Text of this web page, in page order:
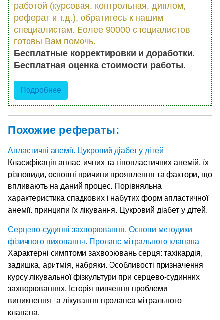
работой (курсовая, контрольная, диплом,
реферат и т.д.), обратитесь к нашим
специалистам. Более 90000 специалистов
готовы Вам помочь.
Бесплатные корректировки и доработки.
Бесплатная оценка стоимости работы.
Подробнее
Похожие рефераты:
Апластичні анемії. Цукровий діабет у дітей
Класифікація апластичних та гіпопластичних анемій, їх
різновиди, основні причини проявлення та фактори, що
впливають на даний процес. Порівняльна
характеристика спадкових і набутих форм апластичної
анемії, принципи їх лікування. Цукровий діабет у дітей.
Серцево-судинні захворювання. Основи методики
фізичного виховання. Пролапс мітрального клапана
Характерні симптоми захворювань серця: тахікардія,
задишка, аритмія, набряки. Особливості призначення
курсу лікувальної фізкультури при серцево-судинних
захворюваннях. Історія вивчення проблеми
виникнення та лікування пролапса мітрального
клапана.